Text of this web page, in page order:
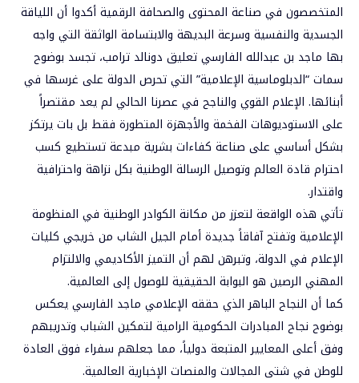
المتخصصون في صناعة المحتوى والصحافة الرقمية أكدوا أن اللياقة
الجسدية والنفسية وسرعة البديهة والابتسامة الواثقة التي واجه
بها ماجد بن عبدالله الفارسي تعليق دونالد ترامب، تجسد بوضوح
سمات “الدبلوماسية الإعلامية” التي تحرص الدولة على غرسها في
أبنائها. الإعلام القوي والناجح في عصرنا الحالي لم يعد مقتصراً
على الاستوديوهات الفخمة والأجهزة المتطورة فقط بل بات يرتكز
بشكل أساسي على صناعة كفاءات بشرية مبدعة تستطيع كسب
احترام قادة العالم وتوصيل الرسالة الوطنية بكل نزاهة واحترافية
واقتدار.
تأتي هذه الواقعة لتعزز من مكانة الكوادر الوطنية في المنظومة
الإعلامية وتفتح آفاقاً جديدة أمام الجيل الشاب من خريجي كليات
الإعلام في الدولة، وتبرهن لهم أن التميز الأكاديمي والالتزام
المهني الرصين هو البوابة الحقيقية للوصول إلى العالمية.
كما أن النجاح الباهر الذي حققه الإعلامي ماجد الفارسي يعكس
بوضوح نجاح المبادرات الحكومية الرامية لتمكين الشباب وتدريبهم
وفق أعلى المعايير المتبعة دولياً، مما جعلهم سفراء فوق العادة
للوطن في شتى المجالات والمنصات الإخبارية العالمية.